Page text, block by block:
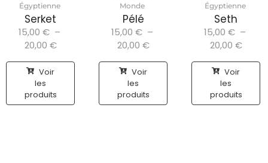
Égyptienne
Serket
15,00 € –
20,00 €
Voir
les
produits
Monde
Pélé
15,00 € –
20,00 €
Voir
les
produits
Égyptienne
Seth
15,00 € –
20,00 €
Voir
les
produits